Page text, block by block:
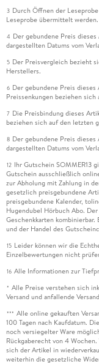
3 Durch Öffnen der
Leseprobe übermittelt werden.
4 Der gebundene Preis
dargestellten Datums vom
5 Der Preisvergleich bezieht
Herstellers.
6 Der gebundene Preis
Preissenkungen beziehen
7 Die Preisbindung dieses
beziehen sich auf den letzten
8 Der gebundene Preis
dargestellten Datums vom
12 Ihr Gutschein SOMMER13
Gutschein ausschließlich
zur Abholung mit Zahlung in
gesetzlich preisgebundene
preisgebundene Kalender,
Hugendubel Hörbuch Abo.
Geschenkkarten
und der Handel des
15 Leider können wir die
Einzelbewertungen nicht
16 Alle Informationen zur
* Alle Preise verstehen sich
Versand und anfallende
*** Alle online gekauften
100 Tagen nach Kaufdatum.
noch versiegelter Ware
Rückgaberecht von 4
sich der Artikel in
weiterhin die gesetzliche